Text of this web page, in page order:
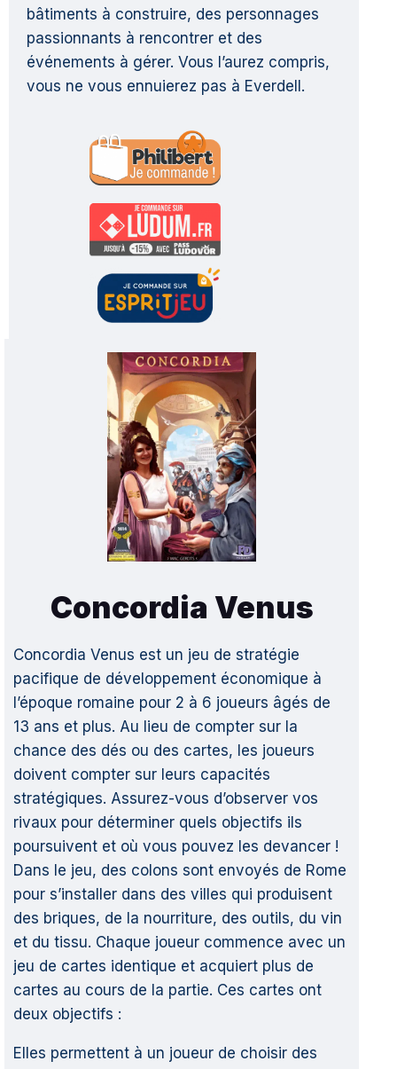
bâtiments à construire, des personnages
passionnants à rencontrer et des
événements à gérer. Vous l’aurez compris,
vous ne vous ennuierez pas à Everdell.
Concordia Venus
Concordia Venus est un jeu de stratégie
pacifique de développement économique à
l’époque romaine pour 2 à 6 joueurs âgés de
13 ans et plus. Au lieu de compter sur la
chance des dés ou des cartes, les joueurs
doivent compter sur leurs capacités
stratégiques. Assurez-vous d’observer vos
rivaux pour déterminer quels objectifs ils
poursuivent et où vous pouvez les devancer !
Dans le jeu, des colons sont envoyés de Rome
pour s’installer dans des villes qui produisent
des briques, de la nourriture, des outils, du vin
et du tissu. Chaque joueur commence avec un
jeu de cartes identique et acquiert plus de
cartes au cours de la partie. Ces cartes ont
deux objectifs :
Elles permettent à un joueur de choisir des